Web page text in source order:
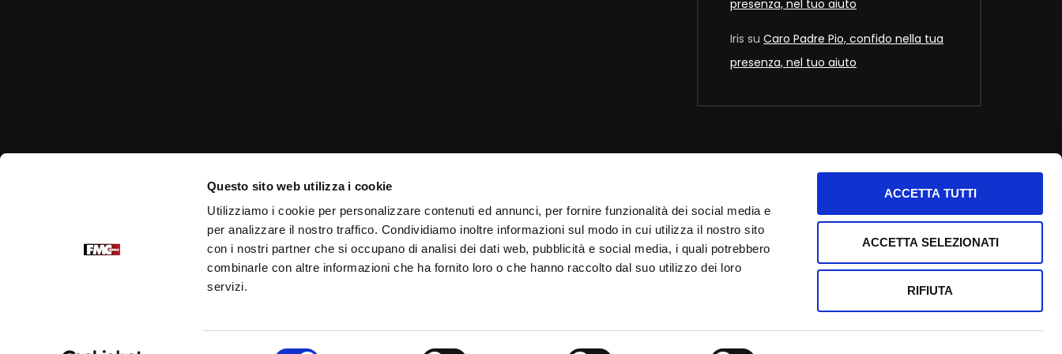
Questo sito web utilizza i cookie
Utilizziamo i cookie per personalizzare contenuti ed annunci, per fornire funzionalità dei social media e
per analizzare il nostro traffico. Condividiamo inoltre informazioni sul modo in cui utilizza il nostro sito
con i nostri partner che si occupano di analisi dei dati web, pubblicità e social media, i quali potrebbero
combinarle con altre informazioni che ha fornito loro o che hanno raccolto dal suo utilizzo dei loro
servizi.
ACCETTA TUTTI
ACCETTA SELEZIONATI
RIFIUTA
presenza, nel tuo aiuto
Iris su Caro Padre Pio, confido nella tua
presenza, nel tuo aiuto
Portale Ufficiale PadrePio.it
Fondazione Voce di Padre Pio
Contatti
Email:info@padrepio.tv
Tel:+39.0882.413113
Paginacontatti
Info utili
Informativa privacy
Cookie Policy
Credits